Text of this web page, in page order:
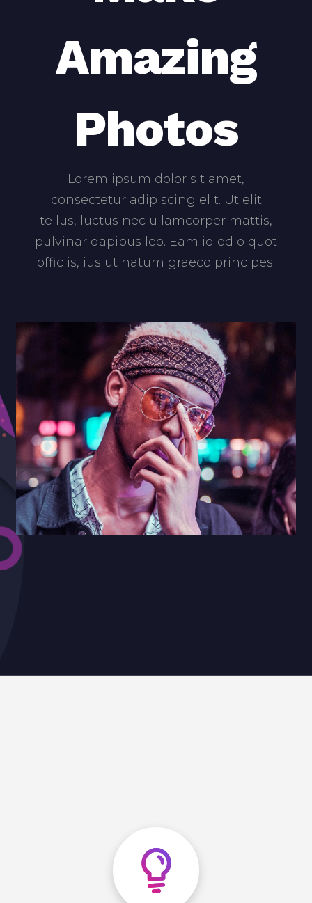
Amazing
Photos
Lorem ipsum dolor sit amet,
consectetur adipiscing elit. Ut elit
tellus, luctus nec ullamcorper mattis,
pulvinar dapibus leo. Eam id odio quot
officiis, ius ut natum graeco principes.